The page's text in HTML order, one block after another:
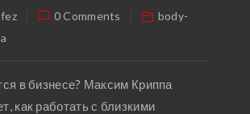
0 Comments
body-
в бизнесе? Максим Криппа
как работать с близкими